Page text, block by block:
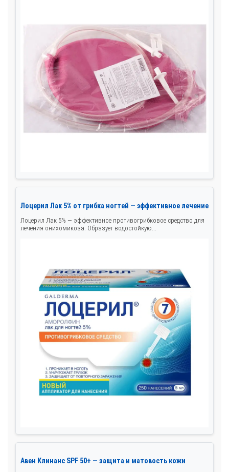
Лоцерил Лак 5% от грибка ногтей — эффективное лечение
Лоцерил Лак 5% — эффективное противогрибковое средство для
лечения онихомикоза. Образует водостойкую...
Авен Клинанс SPF 50+ — защита и матовость кожи